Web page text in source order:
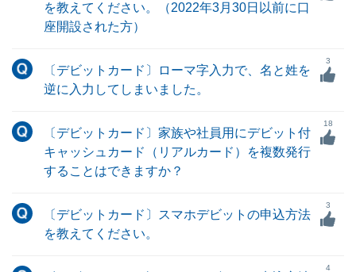
を教えてください。（2022年3月30日以前に口
座開設された方）
〔デビットカード〕ローマ字入力で、名と姓を
逆に入力してしまいました。
3
〔デビットカード〕家族や社員用にデビット付
キャッシュカード（リアルカード）を複数発行
することはできますか？
18
〔デビットカード〕スマホデビットの申込方法
を教えてください。
3
4